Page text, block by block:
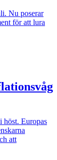
Nu poserar
för att lura
höst. Europas
att